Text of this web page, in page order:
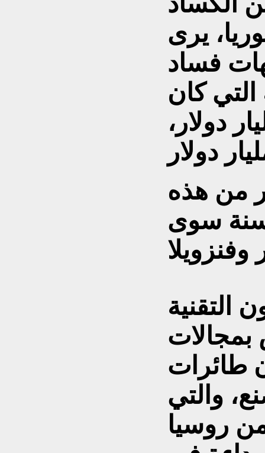
يرى
فساد
كان
دولار،
من هذه
سنة سوى
التقنية
طائرات
والتي
روسيا